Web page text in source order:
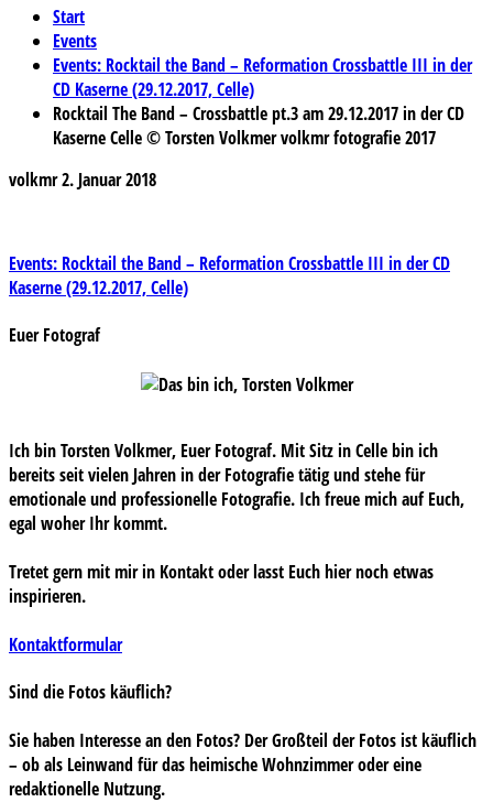
Start
Events
Events: Rocktail the Band – Reformation Crossbattle III in der
CD Kaserne (29.12.2017, Celle)
Rocktail The Band – Crossbattle pt.3 am 29.12.2017 in der CD
Kaserne Celle © Torsten Volkmer volkmr fotografie 2017
volkmr2. Januar 2018
Beitragsnavigation
Events: Rocktail the Band – Reformation Crossbattle III in der CD
Kaserne (29.12.2017, Celle)
Euer Fotograf
Ich bin Torsten Volkmer, Euer Fotograf. Mit Sitz in Celle bin ich
bereits seit vielen Jahren in der Fotografie tätig und stehe für
emotionale und professionelle Fotografie. Ich freue mich auf Euch,
egal woher Ihr kommt.
Tretet gern mit mir in Kontakt oder lasst Euch hier noch etwas
inspirieren.
Kontaktformular
Sind die Fotos käuflich?
Sie haben Interesse an den Fotos? Der Großteil der Fotos ist käuflich
– ob als Leinwand für das heimische Wohnzimmer oder eine
redaktionelle Nutzung.